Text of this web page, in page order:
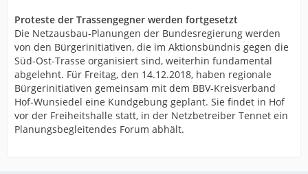
Proteste der Trassengegner werden fortgesetzt
Die Netzausbau-Planungen der Bundesregierung werden
von den Bürgerinitiativen, die im Aktionsbündnis gegen die
Süd-Ost-Trasse organisiert sind, weiterhin fundamental
abgelehnt. Für Freitag, den 14.12.2018, haben regionale
Bürgerinitiativen gemeinsam mit dem BBV-Kreisverband
Hof-Wunsiedel eine Kundgebung geplant. Sie findet in Hof
vor der Freiheitshalle statt, in der Netzbetreiber Tennet ein
Planungsbegleitendes Forum abhält.